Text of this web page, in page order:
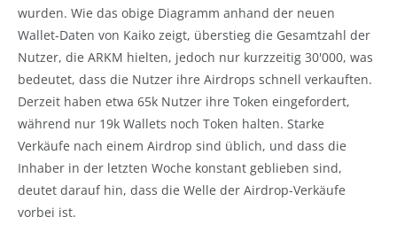
wurden. Wie das obige Diagramm anhand der neuen
Wallet-Daten von Kaiko zeigt, überstieg die Gesamtzahl der
Nutzer, die ARKM hielten, jedoch nur kurzzeitig 30'000, was
bedeutet, dass die Nutzer ihre Airdrops schnell verkauften.
Derzeit haben etwa 65k Nutzer ihre Token eingefordert,
während nur 19k Wallets noch Token halten. Starke
Verkäufe nach einem Airdrop sind üblich, und dass die
Inhaber in der letzten Woche konstant geblieben sind,
deutet darauf hin, dass die Welle der Airdrop-Verkäufe
vorbei ist.